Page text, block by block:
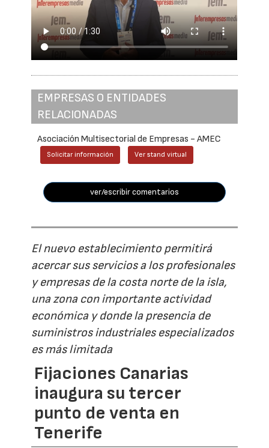
EMPRESAS O ENTIDADES
RELACIONADAS
Asociación Multisectorial de Empresas - AMEC
Solicitar información Ver stand virtual
ver/escribir comentarios
El nuevo establecimiento permitirá
acercar sus servicios a los profesionales
y empresas de la costa norte de la isla,
una zona con importante actividad
económica y donde la presencia de
suministros industriales especializados
es más limitada
Fijaciones Canarias
inaugura su tercer
punto de venta en
Tenerife